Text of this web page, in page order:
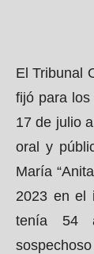
El Tribunal
fijó para
17 de julio
oral y
María
2023 en el
tenía 54